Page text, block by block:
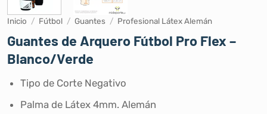
Inicio / Fútbol / Guantes / Profesional Látex Alemán
Guantes de Arquero Fútbol Pro Flex –
Blanco/Verde
Tipo de Corte Negativo
Palma de Látex 4mm. Alemán